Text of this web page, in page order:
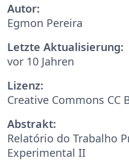
Autor:
Egmon Pereira
Letzte Aktualisierung:
vor 10 Jahren
Lizenz:
Creative Commons CC
Abstrakt:
Relatório do Trabalho
Experimental II